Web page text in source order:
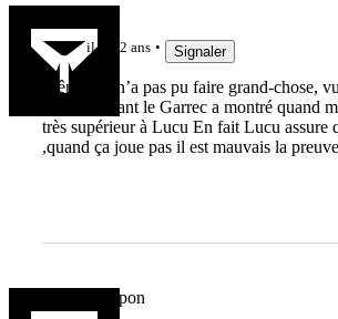
il y a 2 ans Signaler
Même s’il n’a pas pu faire grand-chose,
bouffé devant le Garrec a montré quand
très supérieur à Lucu En fait Lucu assure
,quand ça joue pas il est mauvais la
Cyclotherapon